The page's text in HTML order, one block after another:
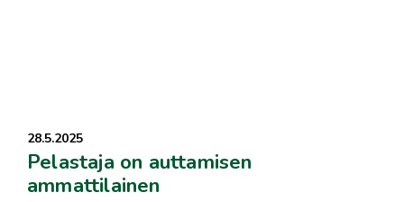
28.5.2025
Pelastaja on auttamisen
ammattilainen